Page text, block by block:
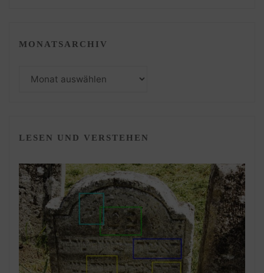
MONATSARCHIV
LESEN UND VERSTEHEN